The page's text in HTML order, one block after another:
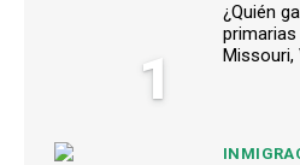
1
¿Quién
primarias
Missouri,